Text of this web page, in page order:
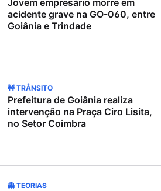
Jovem empresário morre em
acidente grave na GO-060, entre
Goiânia e Trindade
🚧 TRÂNSITO
Prefeitura de Goiânia realiza
intervenção na Praça Ciro Lisita,
no Setor Coimbra
👻 TEORIAS